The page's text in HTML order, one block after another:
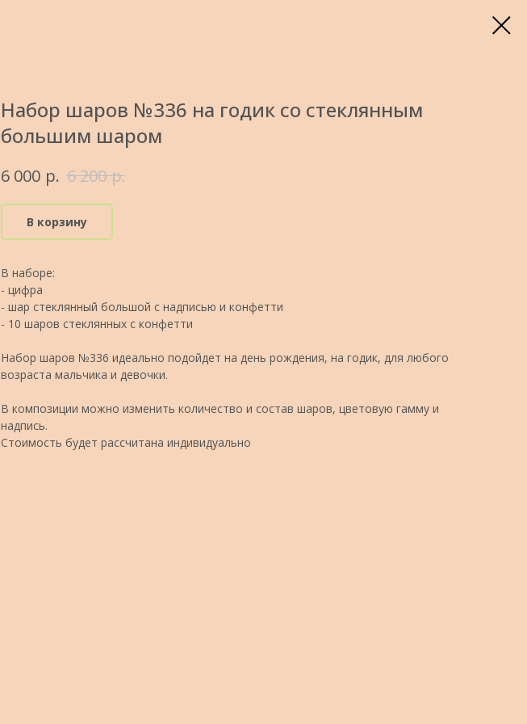
Набор шаров №336 на годик со стеклянным
большим шаром
6 000 р. 6 200 р.
В корзину
В наборе:
- цифра
- шар стеклянный большой с надписью и конфетти
- 10 шаров стеклянных с конфетти
Набор шаров №336 идеально подойдет на день рождения, на годик, для любого
возраста мальчика и девочки.
В композиции можно изменить количество и состав шаров, цветовую гамму и
надпись.
Стоимость будет рассчитана индивидуально